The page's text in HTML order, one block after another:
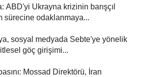
ABD'yi Ukrayna krizinin barışçıl
sürecine odaklanmaya...
sosyal medyada Sebte'ye yönelik
göç girişimi...
Mossad Direktörü, İran